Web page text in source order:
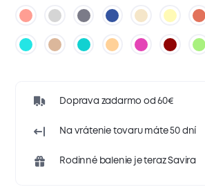
Doprava zadarmo od 60€
Na vrátenie tovaru máte 50 dní
Rodinné balenie je teraz Savira